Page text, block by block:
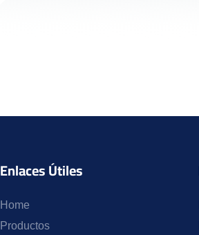
Enlaces Útiles
Home
Productos